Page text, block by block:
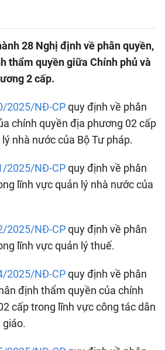
28 Nghị định về phân quyền,
thẩm quyền giữa Chính phủ và
2 cấp.
2025/NĐ-CPquy định về phân
chính quyền địa phương 02 cấp
nhà nước của Bộ Tư pháp.
2025/NĐ-CPquy định về phân
lĩnh vực quản lý nhà nước của
2025/NĐ-CPquy định về phân
lĩnh vực quản lý thuế.
2025/NĐ-CPquy định về phân
định thẩm quyền của chính
cấp trong lĩnh vực công tác dân
giáo.